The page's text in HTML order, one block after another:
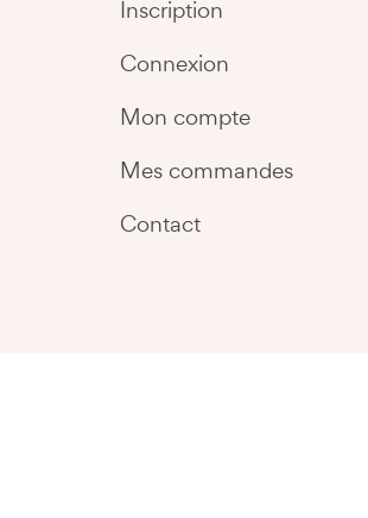
Inscription
Connexion
Mon compte
Mes commandes
Contact